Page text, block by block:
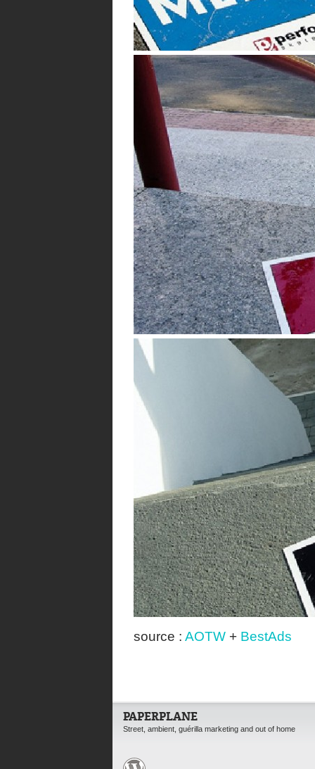
source : AOTW + BestAds
PAPERPLANE
Street, ambient, guérilla marketing and out of home